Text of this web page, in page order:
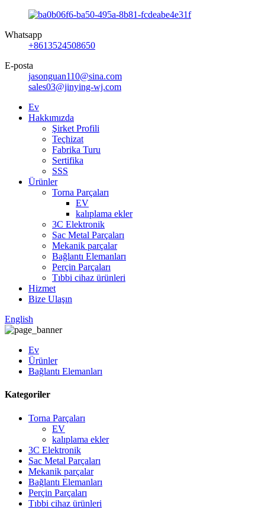
Whatsapp
+8613524508650
E-posta
jasonguan110@sina.com
sales03@jinying-wj.com
Ev
Hakkımızda
Şirket Profili
Teçhizat
Fabrika Turu
Sertifika
SSS
Ürünler
Torna Parçaları
EV
kalıplama ekler
3C Elektronik
Sac Metal Parçaları
Mekanik parçalar
Bağlantı Elemanları
Perçin Parçaları
Tıbbi cihaz ürünleri
Hizmet
Bize Ulaşın
English
Ev
Ürünler
Bağlantı Elemanları
Kategoriler
Torna Parçaları
EV
kalıplama ekler
3C Elektronik
Sac Metal Parçaları
Mekanik parçalar
Bağlantı Elemanları
Perçin Parçaları
Tıbbi cihaz ürünleri